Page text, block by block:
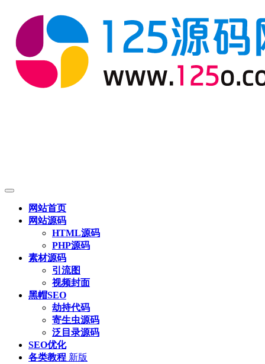
网站首页
网站源码
HTML源码
PHP源码
素材源码
引流图
视频封面
黑帽SEO
劫持代码
寄生虫源码
泛目录源码
SEO优化
各类教程 新版